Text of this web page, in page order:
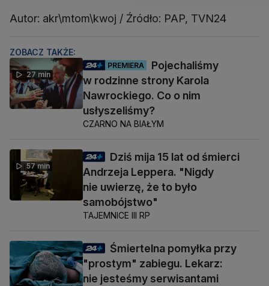
Autor: akr\mtom\kwoj / Źródło: PAP, TVN24
ZOBACZ TAKŻE:
27 min
PREMIERA
Pojechaliśmy
w rodzinne strony Karola
Nawrockiego. Co o nim
usłyszeliśmy?
CZARNO NA BIAŁYM
57 min
Dziś mija 15 lat od śmierci
Andrzeja Leppera. "Nigdy
nie uwierzę, że to było
samobójstwo"
TAJEMNICE III RP
Śmiertelna pomyłka przy
"prostym" zabiegu. Lekarz:
nie jesteśmy serwisantami